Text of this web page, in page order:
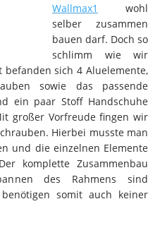
Wallmax1
wohl
selber zusammen
bauen darf. Doch so
schlimm wie wir
sich 4 Aluelemente,
sowie das passende
ein paar Stoff Handschuhe
großer Vorfreude fingen wir
Hierbei musste man
und die einzelnen Elemente
komplette Zusammenbau
des Rahmens sind
somit auch keiner